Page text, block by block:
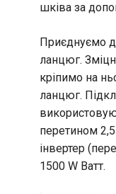
шківа за
Приєднуємо
ланцюг.
кріпимо на
ланцюг.
перетином
інвертер
1500 W Ватт.